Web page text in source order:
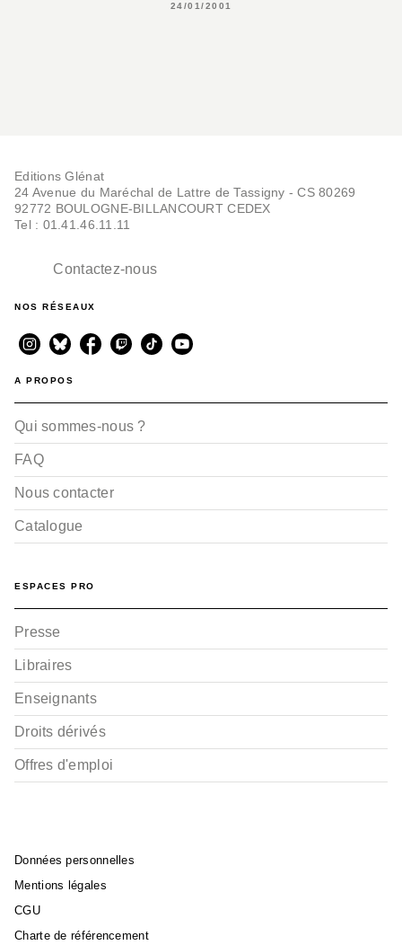
24/01/2001
Editions Glénat
24 Avenue du Maréchal de Lattre de Tassigny - CS 80269
92772 BOULOGNE-BILLANCOURT CEDEX
Tel : 01.41.46.11.11
Contactez-nous
NOS RÉSEAUX
A PROPOS
Qui sommes-nous ?
FAQ
Nous contacter
Catalogue
ESPACES PRO
Presse
Libraires
Enseignants
Droits dérivés
Offres d'emploi
Données personnelles
Mentions légales
CGU
Charte de référencement